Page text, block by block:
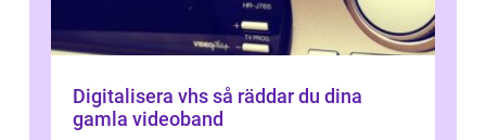
Digitalisera vhs så räddar du dina
gamla videoband